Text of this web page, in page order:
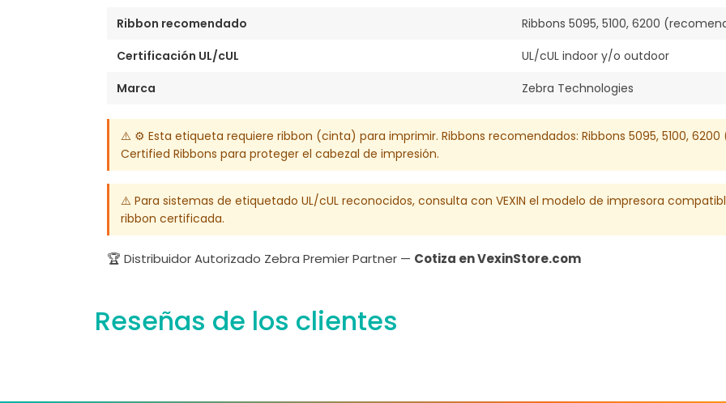
Ribbon recomendado
Ribbons 5095, 5100, 6200
Certificación UL/cUL
UL/cUL indoor y/o outdoor
Marca
Zebra Technologies
⚠️ ⚙️ Esta etiqueta requiere ribbon (cinta) para imprimir. Ribbons recomendados: Ribbons 5095, 5100,
Certified Ribbons para proteger el cabezal de impresión.
⚠️ Para sistemas de etiquetado UL/cUL reconocidos, consulta con VEXIN el modelo de impresora
ribbon certificada.
🏆 Distribuidor Autorizado Zebra Premier Partner — Cotiza en VexinStore.com
Reseñas de los clientes